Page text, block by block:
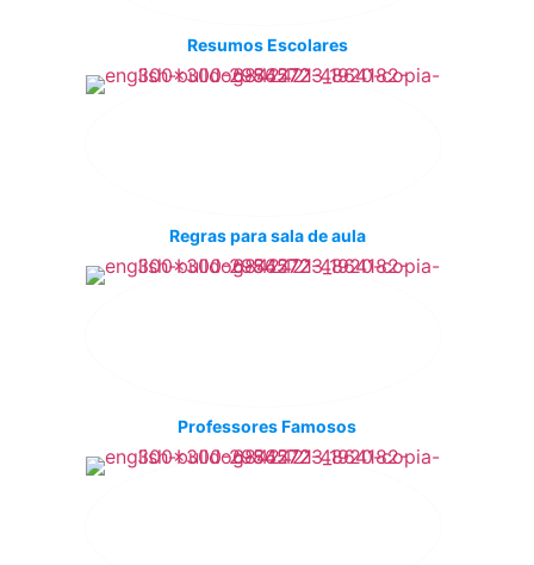
Resumos Escolares
Regras para sala de aula
Professores Famosos